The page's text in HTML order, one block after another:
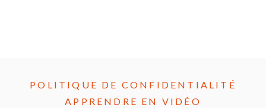
POLITIQUE DE CONFIDENTIALITÉ
APPRENDRE EN VIDÉO